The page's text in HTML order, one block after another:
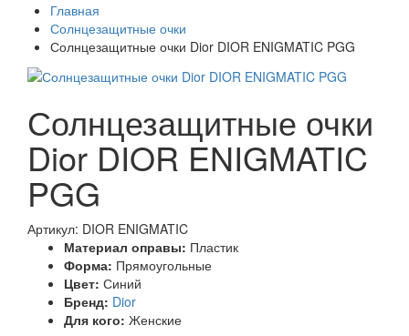
Главная
Солнцезащитные очки
Солнцезащитные очки Dior DIOR ENIGMATIC PGG
Солнцезащитные очки
Dior DIOR ENIGMATIC
PGG
Артикул: DIOR ENIGMATIC
Материал оправы: Пластик
Форма: Прямоугольные
Цвет: Синий
Бренд: Dior
Для кого: Женские